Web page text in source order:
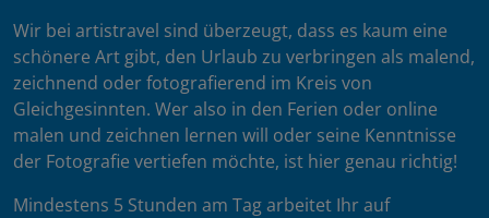
Wir bei artistravel sind überzeugt, dass es kaum eine
schönere Art gibt, den Urlaub zu verbringen als malend,
zeichnend oder fotografierend im Kreis von
Gleichgesinnten. Wer also in den Ferien oder online
malen und zeichnen lernen will oder seine Kenntnisse
der Fotografie vertiefen möchte, ist hier genau richtig!
Mindestens 5 Stunden am Tag arbeitet Ihr auf